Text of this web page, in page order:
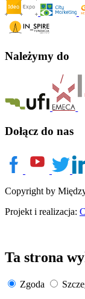
Należymy do
Dołącz do nas
Copyright by
Projekt i realizacja:
Ta strona
Zgoda